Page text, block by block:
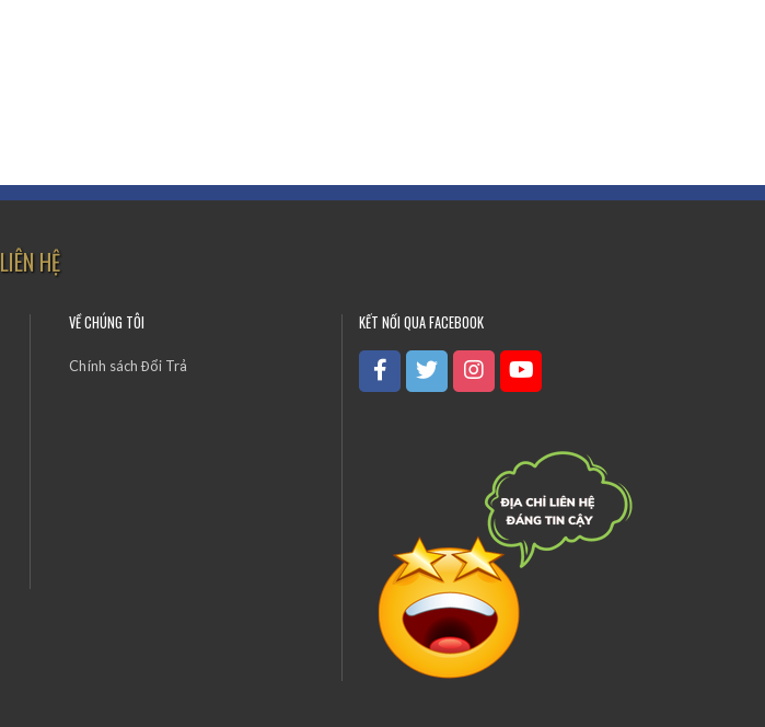
LIÊN HỆ
VỀ CHÚNG TÔI
Chính sách Đổi Trả
KẾT NỐI QUA FACEBOOK